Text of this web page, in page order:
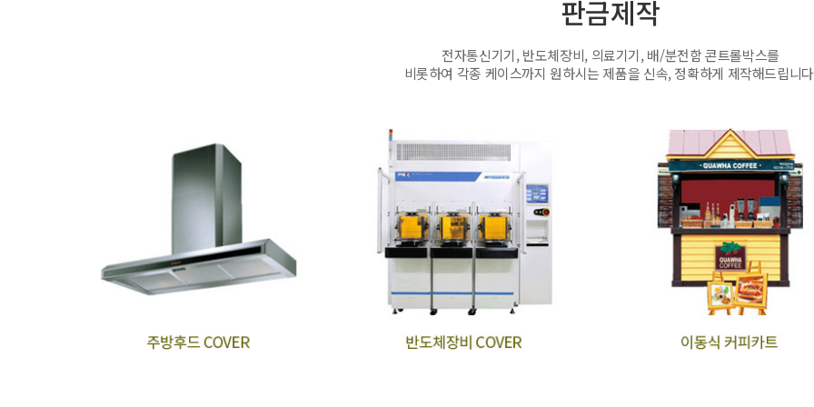
판금제작
전자통신기기, 반도체장비, 의료기기, 배/분전함 콘트롤박스를
비롯하여 각종 케이스까지 원하시는 제품을 신속, 정확하게 제작해드립니